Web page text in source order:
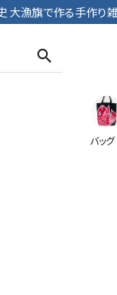
大漁旗で作る手作り
search
バッグ